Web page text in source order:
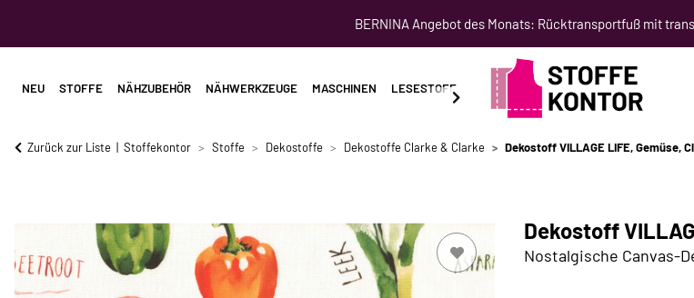
BERNINA Angebot des Monats: Rücktransportfuß mit
NEU STOFFE NÄHZUBEHÖR NÄHWERKZEUGE MASCHINEN LESESTOFF SCHNITTMUSTER NÄHKURSE
Zurück zur Liste Stoffekontor Stoffe Dekostoffe Dekostoffe Clarke & Clarke Dekostoff VILLAGE LIFE, Gemüse,
Dekostoff
Nostalgische Canvas-